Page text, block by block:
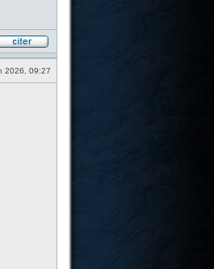
2026, 09:27